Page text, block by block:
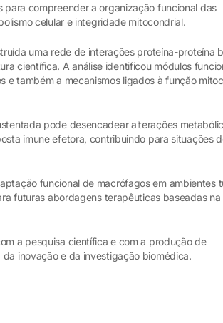
compreender a organização funcional das
celular e integridade mitocondrial.
uma rede de interações proteína-proteína
científica. A análise identificou módulos
e também a mecanismos ligados à função
pode desencadear alterações
imune efetora, contribuindo para situações
funcional de macrófagos em ambientes
futuras abordagens terapêuticas baseadas na
a pesquisa científica e com a produção de
inovação e da investigação biomédica.